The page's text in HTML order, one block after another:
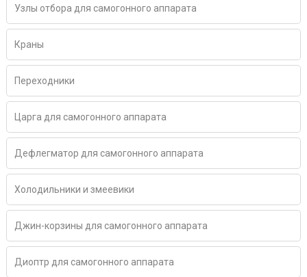
Узлы отбора для самогонного аппарата
Краны
Переходники
Царга для самогонного аппарата
Дефлегматор для самогонного аппарата
Холодильники и змеевики
Джин-корзины для самогонного аппарата
Диоптр для самогонного аппарата